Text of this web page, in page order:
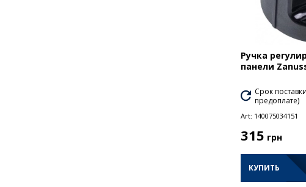
Ручка
панели
Срок
предоплате)
Art: 140075034151
315 грн
КУПИТЬ